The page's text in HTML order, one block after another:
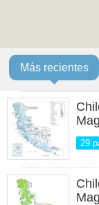
Más recientes
29